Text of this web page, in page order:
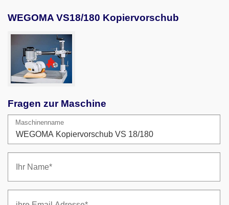
WEGOMA VS18/180 Kopiervorschub
Fragen zur Maschine
Maschinenname